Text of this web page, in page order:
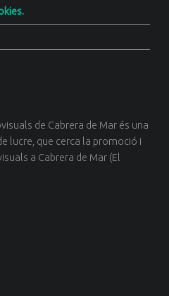
de Cabrera de Mar és una
lucre, que cerca la promoció i
a Cabrera de Mar (El